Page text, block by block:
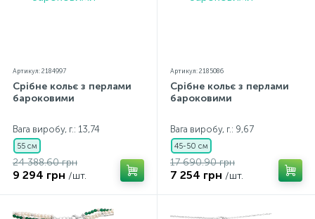
Артикул: 2184997
Срібне кольє з перлами
бароковими
Вага виробу, г.: 13,74
55 см
24 388.60 грн
9 294 грн /шт.
Артикул: 2185086
Срібне кольє з перлами
бароковими
Вага виробу, г.: 9,67
45-50 см
17 690.90 грн
7 254 грн /шт.